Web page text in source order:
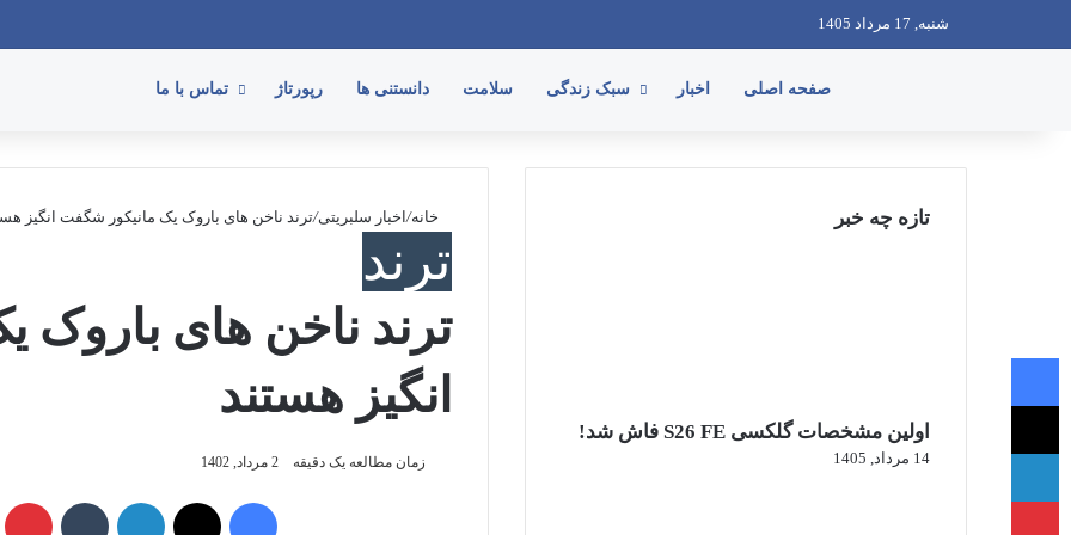
شنبه, 17 مرداد 1405
صفحه اصلی اخبار سبک زندگی سلامت دانستنی ها رپورتاژ تماس با ما
خانه/اخبار سلبریتی/ترند ناخن‌ های باروک یک مانیکور شگفت انگیز
ترند
ترند ناخن‌ های باروک
انگیز هستند
2 مرداد, 1402 زمان مطالعه یک دقیقه
فیسبوک ایکس لینکداین پینتریست
تازه چه خبر
اولین مشخصات گلکسی S26 FE فاش شد!
14 مرداد, 1405
فیسبوک
ایکس
لینکداین
پینتریست